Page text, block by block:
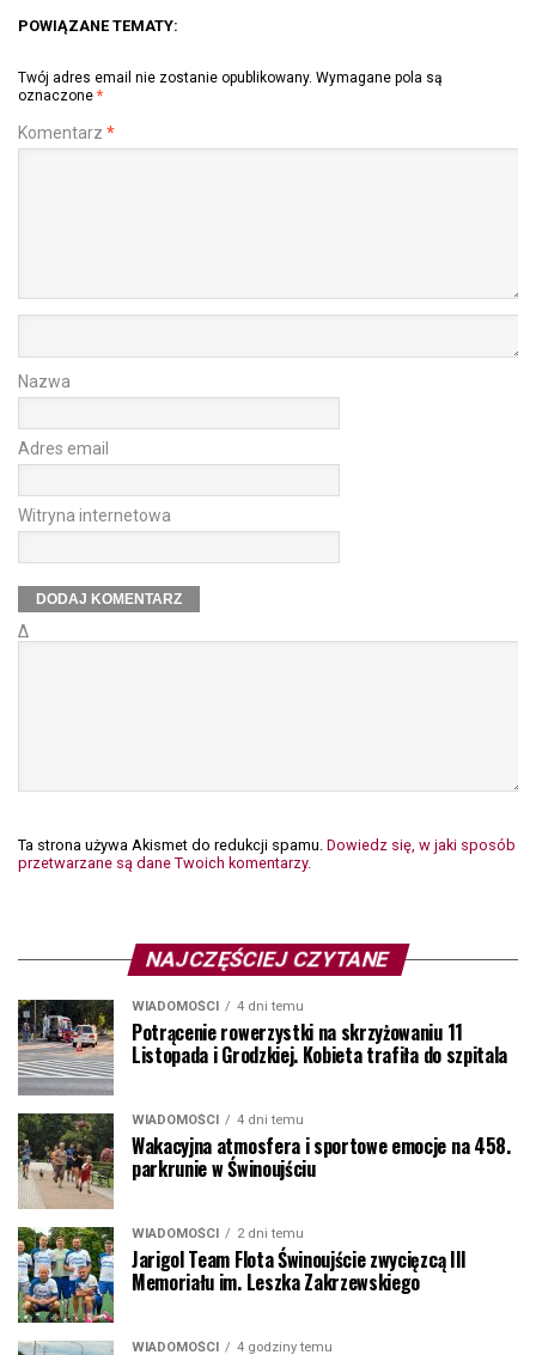
POWIĄZANE TEMATY:
Twój adres email nie zostanie opublikowany. Wymagane pola są
oznaczone *
Komentarz *
Nazwa
Adres email
Witryna internetowa
Δ
Ta strona używa Akismet do redukcji spamu. Dowiedz się, w jaki sposób
przetwarzane są dane Twoich komentarzy.
NAJCZĘŚCIEJ CZYTANE
WIADOMOŚCI 4 dni temu
Potrącenie rowerzystki na skrzyżowaniu 11
Listopada i Grodzkiej. Kobieta trafiła do szpitala
WIADOMOŚCI 4 dni temu
Wakacyjna atmosfera i sportowe emocje na 458.
parkrunie w Świnoujściu
WIADOMOŚCI 2 dni temu
Jarigol Team Flota Świnoujście zwycięzcą III
Memoriału im. Leszka Zakrzewskiego
WIADOMOŚCI 4 godziny temu